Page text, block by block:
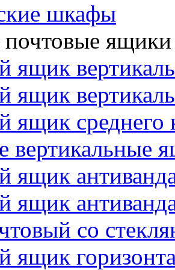
шкафы
ящики
ящик
ящик
ящик среднего
вертикальные
ящик
ящик
со
ящик